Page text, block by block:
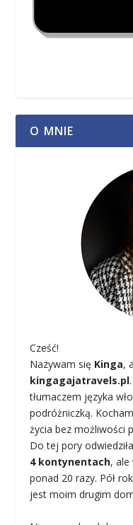
O MNIE
Cześć!
Nazywam się Kinga,
kingagajatravels.pl
tłumaczem języka
podróżniczką.
życia bez możliwości
Do tej pory
4 kontynentach, ale
ponad 20 razy. Pół
jest moim drugim